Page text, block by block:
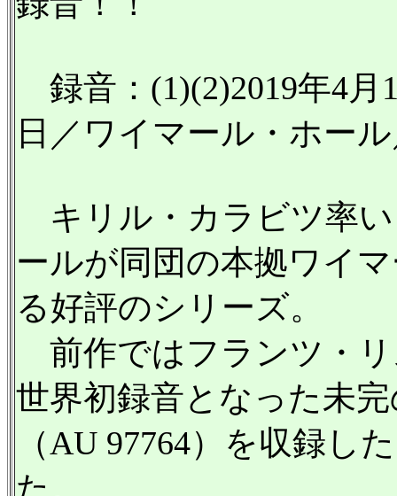
録音：(1)(2)2019年4月
日／ワイマール・ホー
キリル・カラビツ率
ールが同団の本拠ワイ
る好評のシリーズ。
前作ではフランツ・
世界初録音となった未
（AU 97764）を収録し
た。